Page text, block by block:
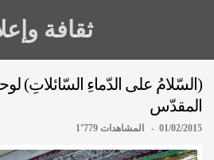
ثقافة
(السّلامُ على الدّماءِ السّائلاتِ)
المقدّس
01/02/2015 - المشاهدات 1٬779